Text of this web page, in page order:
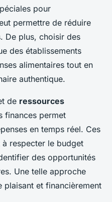
pour
permettre de réduire
De plus, choisir des
des établissements
alimentaires tout en
authentique.
de ressources
finances permet
en temps réel. Ces
respecter le budget
des opportunités
Une telle approche
plaisant et financièrement